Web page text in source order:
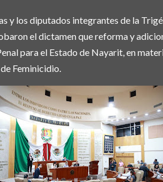
y los diputados integrantes de la
el dictamen que reforma y
para el Estado de Nayarit, en
Feminicidio.